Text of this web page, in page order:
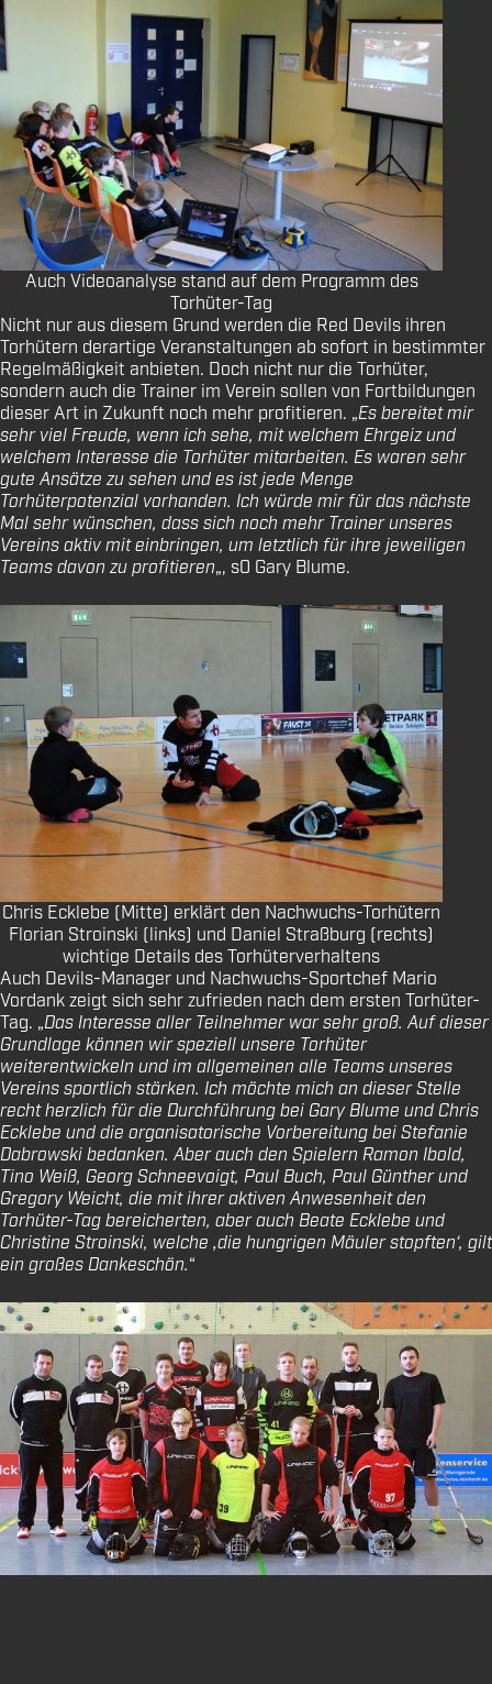
Auch Videoanalyse stand auf dem Programm des
Torhüter-Tag
Nicht nur aus diesem Grund werden die Red Devils ihren
Torhütern derartige Veranstaltungen ab sofort in bestimmter
Regelmäßigkeit anbieten. Doch nicht nur die Torhüter,
sondern auch die Trainer im Verein sollen von Fortbildungen
dieser Art in Zukunft noch mehr profitieren. „Es bereitet mir
sehr viel Freude, wenn ich sehe, mit welchem Ehrgeiz und
welchem Interesse die Torhüter mitarbeiten. Es waren sehr
gute Ansätze zu sehen und es ist jede Menge
Torhüterpotenzial vorhanden. Ich würde mir für das nächste
Mal sehr wünschen, dass sich noch mehr Trainer unseres
Vereins aktiv mit einbringen, um letztlich für ihre jeweiligen
Teams davon zu profitieren„, s0 Gary Blume.
Chris Ecklebe (Mitte) erklärt den Nachwuchs-Torhütern
Florian Stroinski (links) und Daniel Straßburg (rechts)
wichtige Details des Torhüterverhaltens
Auch Devils-Manager und Nachwuchs-Sportchef Mario
Vordank zeigt sich sehr zufrieden nach dem ersten Torhüter-
Tag. „Das Interesse aller Teilnehmer war sehr groß. Auf dieser
Grundlage können wir speziell unsere Torhüter
weiterentwickeln und im allgemeinen alle Teams unseres
Vereins sportlich stärken. Ich möchte mich an dieser Stelle
recht herzlich für die Durchführung bei Gary Blume und Chris
Ecklebe und die organisatorische Vorbereitung bei Stefanie
Dabrowski bedanken. Aber auch den Spielern Ramon Ibold,
Tino Weiß, Georg Schneevoigt, Paul Buch, Paul Günther und
Gregory Weicht, die mit ihrer aktiven Anwesenheit den
Torhüter-Tag bereicherten, aber auch Beate Ecklebe und
Christine Stroinski, welche ‚die hungrigen Mäuler stopften‘, gilt
ein großes Dankeschön.“